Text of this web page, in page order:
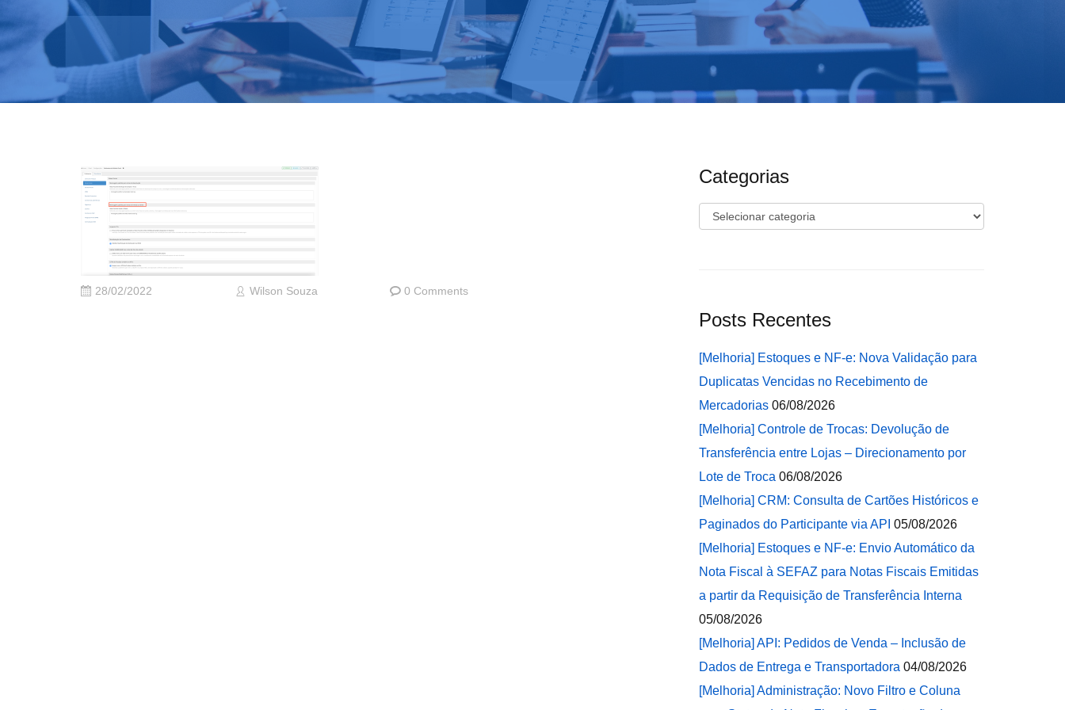
28/02/2022 Wilson Souza 0 Comments
Categorias
Categorias
Posts Recentes
[Melhoria] Estoques e NF-e: Nova Validação para
Duplicatas Vencidas no Recebimento de
Mercadorias 06/08/2026
[Melhoria] Controle de Trocas: Devolução de
Transferência entre Lojas – Direcionamento por
Lote de Troca 06/08/2026
[Melhoria] CRM: Consulta de Cartões Históricos e
Paginados do Participante via API 05/08/2026
[Melhoria] Estoques e NF-e: Envio Automático da
Nota Fiscal à SEFAZ para Notas Fiscais Emitidas
a partir da Requisição de Transferência Interna
05/08/2026
[Melhoria] API: Pedidos de Venda – Inclusão de
Dados de Entrega e Transportadora 04/08/2026
[Melhoria] Administração: Novo Filtro e Coluna